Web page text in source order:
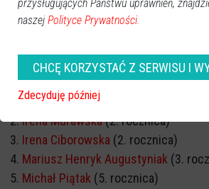
ROCZNICA ŚMIERCI
Marek Kazimierczak
Irena Murawska(2. rocznica)
Irena Ciborowska (2. rocznica)
Mariusz Henryk Augustyniak (3.
Michał Piątak (5. rocznica)
przysługujących Państwu uprawnień,
naszej Polityce Prywatności.
CHCĘ KORZYSTAĆ Z SERWISU I
Zdecyduję później